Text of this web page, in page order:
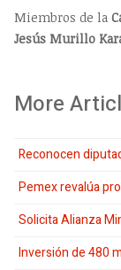
Miembros de la
Jesús Murillo
More
Reconocen
Pemex revalúa
Solicita Alianza
Inversión de 480